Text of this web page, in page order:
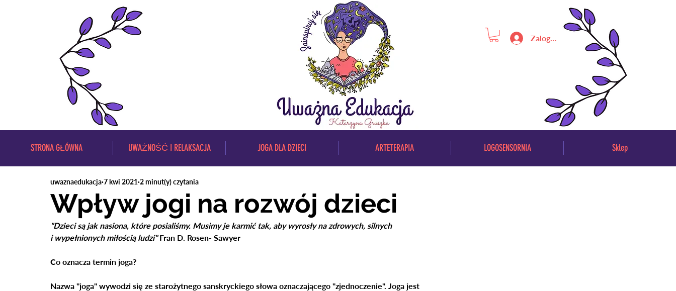
Zaloguj się
Wpływ jogi na rozwój dzieci
uwaznaedukacja 7 kwi 2021 2 minut(y) czytania
"Dzieci są jak nasiona, które posialiśmy. Musimy je karmić tak, aby wyrosły na zdrowych, silnych
i wypełnionych miłością ludzi" Fran D. Rosen- Sawyer
Co oznacza termin joga?
Nazwa "joga" wywodzi się ze starożytnego sanskryckiego słowa oznaczającego "zjednoczenie". Joga jest
STRONA GŁÓWNA UWAŻNOŚĆ I RELAKSACJA JOGA DLA DZIECI ARTETERAPIA LOGOSENSORNIA Sklep